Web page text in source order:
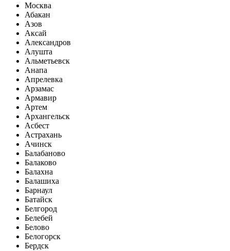
Москва
Абакан
Азов
Аксай
Александров
Алушта
Альметьевск
Анапа
Апрелевка
Арзамас
Армавир
Артем
Архангельск
Асбест
Астрахань
Ачинск
Балабаново
Балаково
Балахна
Балашиха
Барнаул
Батайск
Белгород
Белебей
Белово
Белогорск
Бердск